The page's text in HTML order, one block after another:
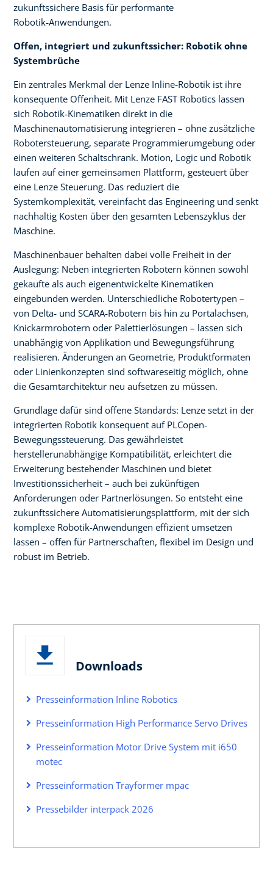
zukunftssichere Basis für performante
Robotik‑Anwendungen.
Offen, integriert und zukunftssicher: Robotik ohne
Systembrüche
Ein zentrales Merkmal der Lenze Inline‑Robotik ist ihre
konsequente Offenheit. Mit Lenze FAST Robotics lassen
sich Robotik‑Kinematiken direkt in die
Maschinenautomatisierung integrieren – ohne zusätzliche
Robotersteuerung, separate Programmierumgebung oder
einen weiteren Schaltschrank. Motion, Logic und Robotik
laufen auf einer gemeinsamen Plattform, gesteuert über
eine Lenze Steuerung. Das reduziert die
Systemkomplexität, vereinfacht das Engineering und senkt
nachhaltig Kosten über den gesamten Lebenszyklus der
Maschine.
Maschinenbauer behalten dabei volle Freiheit in der
Auslegung: Neben integrierten Robotern können sowohl
gekaufte als auch eigenentwickelte Kinematiken
eingebunden werden. Unterschiedliche Robotertypen –
von Delta‑ und SCARA‑Robotern bis hin zu Portalachsen,
Knickarmrobotern oder Palettierlösungen – lassen sich
unabhängig von Applikation und Bewegungsführung
realisieren. Änderungen an Geometrie, Produktformaten
oder Linienkonzepten sind softwareseitig möglich, ohne
die Gesamtarchitektur neu aufsetzen zu müssen.
Grundlage dafür sind offene Standards: Lenze setzt in der
integrierten Robotik konsequent auf PLCopen-
Bewegungssteuerung. Das gewährleistet
herstellerunabhängige Kompatibilität, erleichtert die
Erweiterung bestehender Maschinen und bietet
Investitionssicherheit – auch bei zukünftigen
Anforderungen oder Partnerlösungen. So entsteht eine
zukunftssichere Automatisierungsplattform, mit der sich
komplexe Robotik-Anwendungen effizient umsetzen
lassen – offen für Partnerschaften, flexibel im Design und
robust im Betrieb.
Downloads
Presseinformation Inline Robotics
Presseinformation High Performance Servo Drives
Presseinformation Motor Drive System mit i650
motec
Presseinformation Trayformer mpac
Pressebilder interpack 2026